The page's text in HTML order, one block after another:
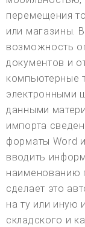
перемещения
или магазины.
возможность
документов и
компьютерные
электронными
данными
импорта
форматы Word
вводить
наименованию
сделает это
на ту или иную
складского и